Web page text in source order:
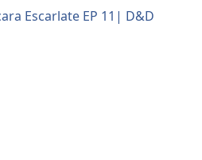
Escarlate EP 11| D&D